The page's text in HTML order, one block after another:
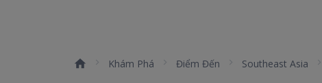
Khám Phá Điểm Đến Southeast Asia